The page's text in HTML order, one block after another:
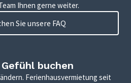
Ihnen gerne weiter.
Sie unsere FAQ
buchen
Ferienhausvermietung seit